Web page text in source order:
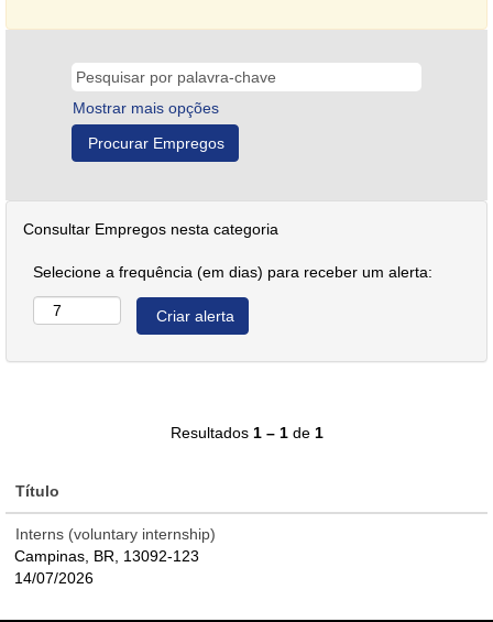
Mostrar mais opções
Consultar Empregos nesta categoria
Selecione a frequência (em dias) para receber um alerta:
Resultados 1 – 1de 1
Título
Interns (voluntary internship)
Campinas, BR, 13092-123
14/07/2026